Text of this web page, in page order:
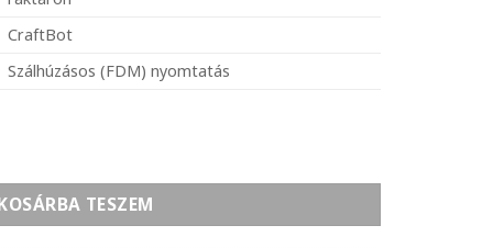
CraftBot
Szálhúzásos (FDM) nyomtatás
réz, 0,4mm (MK8 brass nozzle) mennyiség
TESZEM